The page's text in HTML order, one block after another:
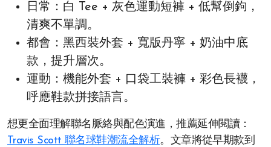
日常：白 Tee + 灰色運動短褲 + 低幫倒鉤，
清爽不單調。
都會：黑西裝外套 + 寬版丹寧 + 奶油中底
款，提升層次。
運動：機能外套 + 口袋工裝褲 + 彩色長襪，
呼應鞋款拼接語言。
想更全面理解聯名脈絡與配色演進，推薦延伸閱讀：
Travis Scott 聯名球鞋潮流全解析。文章將從早期款到